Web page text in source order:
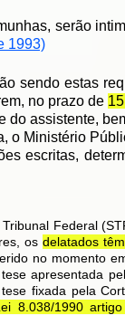
serão
1993)
sendo estas
no prazo de
do assistente,
o Ministério
escritas,
Federal
os delatados
no momento
apresentada
fixada pela
8.038/1990